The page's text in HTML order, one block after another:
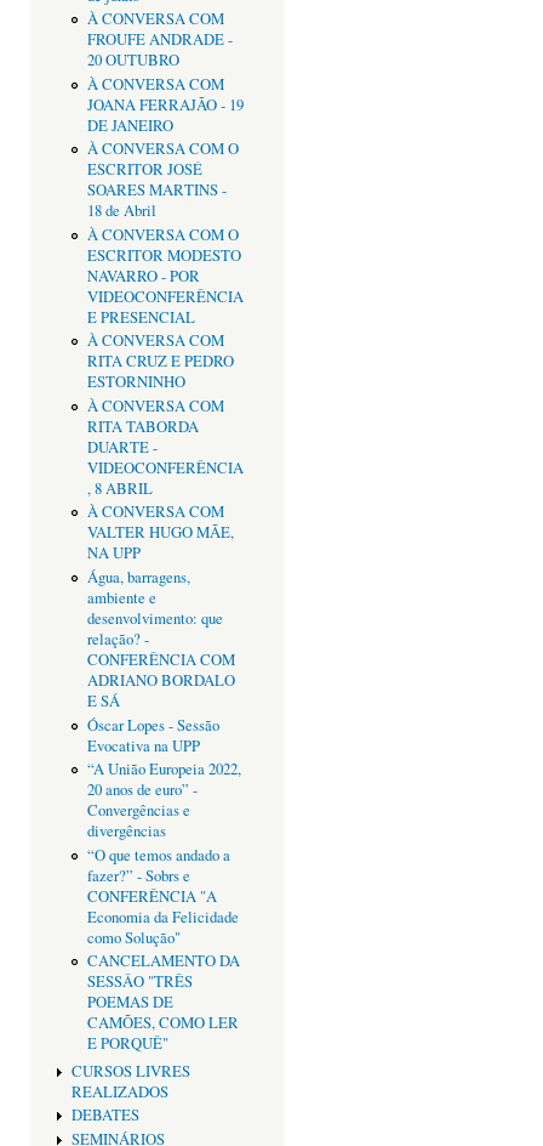
À CONVERSA COM
FROUFE ANDRADE -
20 OUTUBRO
À CONVERSA COM
JOANA FERRAJÃO - 19
DE JANEIRO
À CONVERSA COM O
ESCRITOR JOSÉ
SOARES MARTINS -
18 de Abril
À CONVERSA COM O
ESCRITOR MODESTO
NAVARRO - POR
VIDEOCONFERÊNCIA
E PRESENCIAL
À CONVERSA COM
RITA CRUZ E PEDRO
ESTORNINHO
À CONVERSA COM
RITA TABORDA
DUARTE -
VIDEOCONFERÊNCIA
, 8 ABRIL
À CONVERSA COM
VALTER HUGO MÃE,
NA UPP
Água, barragens,
ambiente e
desenvolvimento: que
relação? -
CONFERÊNCIA COM
ADRIANO BORDALO
E SÁ
Óscar Lopes - Sessão
Evocativa na UPP
“A União Europeia 2022,
20 anos de euro” -
Convergências e
divergências
“O que temos andado a
fazer?” - Sobrs e
CONFERÊNCIA "A
Economia da Felicidade
como Solução"
CANCELAMENTO DA
SESSÂO "TRÊS
POEMAS DE
CAMÕES, COMO LER
E PORQUÊ"
CURSOS LIVRES
REALIZADOS
DEBATES
SEMINÁRIOS